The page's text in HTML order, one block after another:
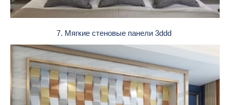
7. Мягкие стеновые панели 3ddd